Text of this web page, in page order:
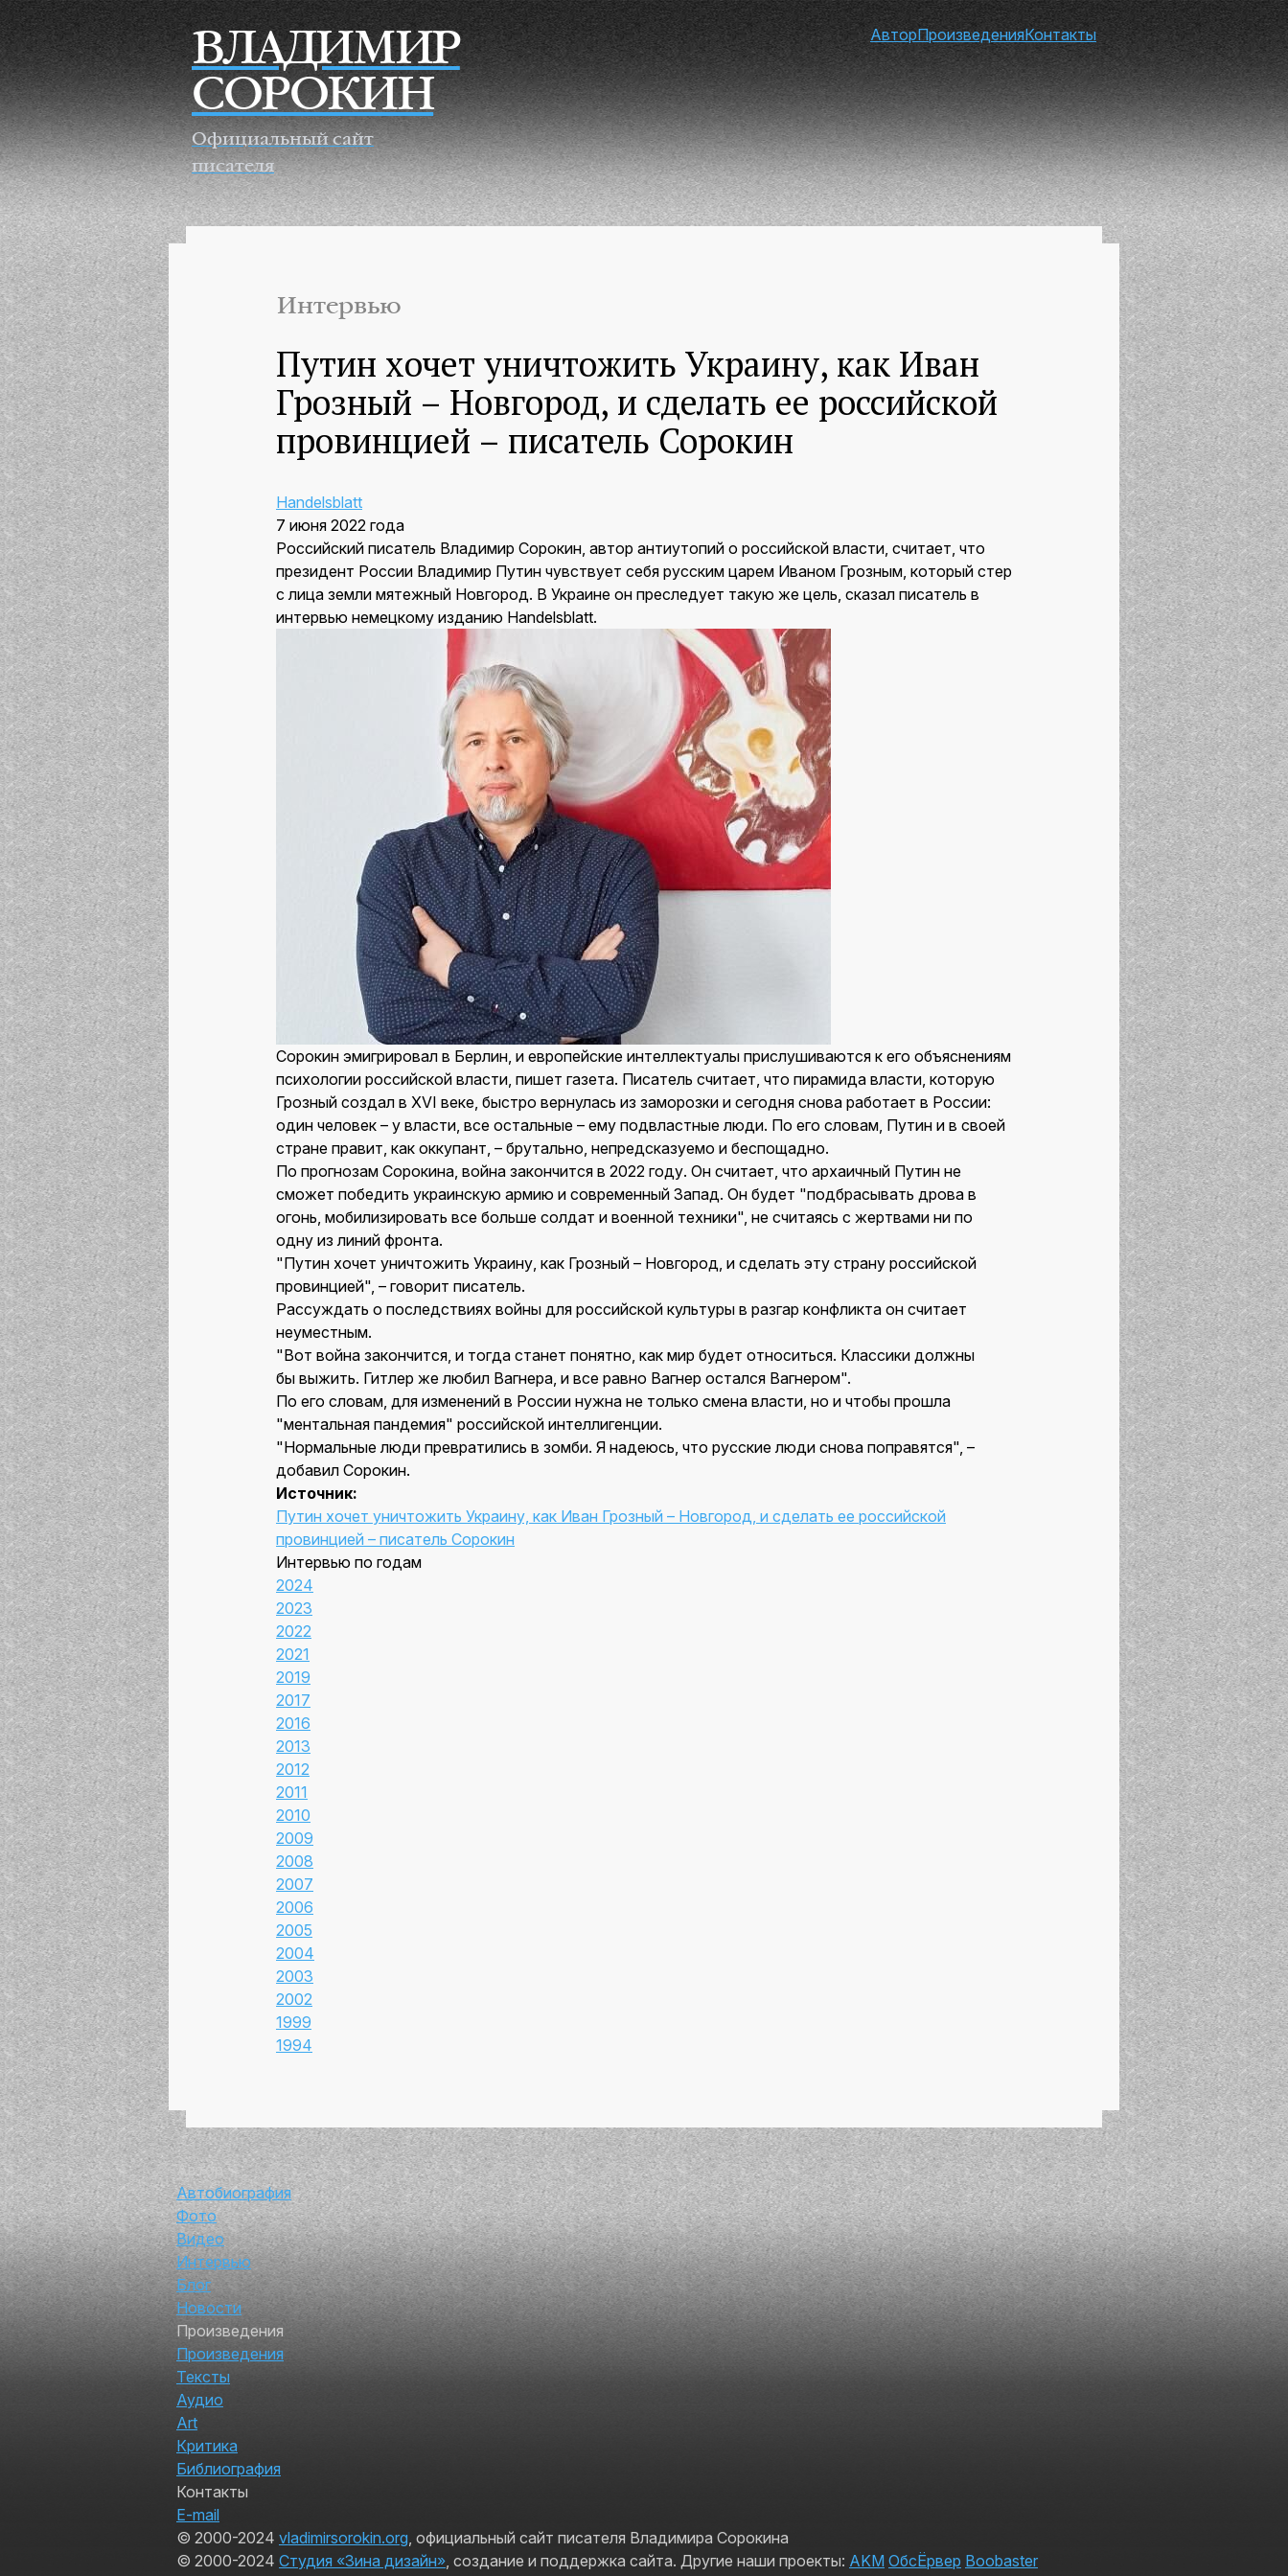
Перейти к основному содержанию
ВЛАДИМИР
СОРОКИН
Официальный сайт
писателя
АвторПроизведенияКонтакты
Интервью
Путин хочет уничтожить Украину, как Иван
Грозный – Новгород, и сделать ее российской
провинцией – писатель Сорокин
Handelsblatt
7 июня 2022 года
Российский писатель Владимир Сорокин, автор антиутопий о российской власти, считает, что
президент России Владимир Путин чувствует себя русским царем Иваном Грозным, который стер
с лица земли мятежный Новгород. В Украине он преследует такую же цель, сказал писатель в
интервью немецкому изданию Handelsblatt.
Сорокин эмигрировал в Берлин, и европейские интеллектуалы прислушиваются к его объяснениям
психологии российской власти, пишет газета. Писатель считает, что пирамида власти, которую
Грозный создал в XVI веке, быстро вернулась из заморозки и сегодня снова работает в России:
один человек – у власти, все остальные – ему подвластные люди. По его словам, Путин и в своей
стране правит, как оккупант, – брутально, непредсказуемо и беспощадно.
По прогнозам Сорокина, война закончится в 2022 году. Он считает, что архаичный Путин не
сможет победить украинскую армию и современный Запад. Он будет "подбрасывать дрова в
огонь, мобилизировать все больше солдат и военной техники", не считаясь с жертвами ни по
одну из линий фронта.
"Путин хочет уничтожить Украину, как Грозный – Новгород, и сделать эту страну российской
провинцией", – говорит писатель.
Рассуждать о последствиях войны для российской культуры в разгар конфликта он считает
неуместным.
"Вот война закончится, и тогда станет понятно, как мир будет относиться. Классики должны
бы выжить. Гитлер же любил Вагнера, и все равно Вагнер остался Вагнером".
По его словам, для изменений в России нужна не только смена власти, но и чтобы прошла
"ментальная пандемия" российской интеллигенции.
"Нормальные люди превратились в зомби. Я надеюсь, что русские люди снова поправятся", –
добавил Сорокин.
Источник:
Путин хочет уничтожить Украину, как Иван Грозный – Новгород, и сделать ее российской
провинцией – писатель Сорокин
Интервью по годам
2024
2023
2022
2021
2019
2017
2016
2013
2012
2011
2010
2009
2008
2007
2006
2005
2004
2003
2002
1999
1994
Автор
Автобиография
Фото
Видео
Интервью
Блог
Новости
Произведения
Произведения
Тексты
Аудио
Art
Критика
Библиография
Контакты
E-mail
© 2000-2024 vladimirsorokin.org, официальный сайт писателя Владимира Сорокина
© 2000-2024 Студия «Зина дизайн», создание и поддержка сайта. Другие наши проекты: AKM ОбсЁрвер Boobaster